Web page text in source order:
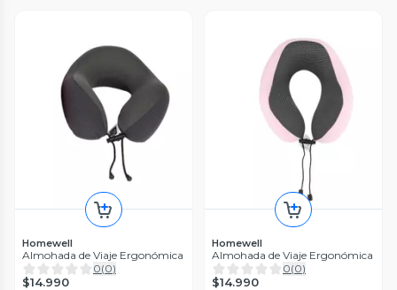
Homewell
Almohada de Viaje Ergonómica
0(0)
$14.990
Homewell
Almohada de Viaje Ergonómica
0(0)
$14.990